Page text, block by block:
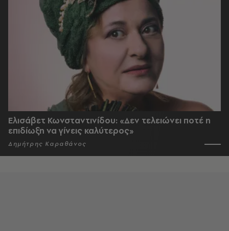
Ελισάβετ Κωνσταντινίδου: «Δεν τελειώνει ποτέ η
επιδίωξη να γίνεις καλύτερος»
Δημήτρης Καραθάνος